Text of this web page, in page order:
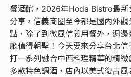
餐酒館，2026年Hoda Bistro最新
分享，信義商圈至今都是國內外觀
點，除了到微風信義用餐外，週
廳值得朝聖！今天要來分享台北信
打一系列融合中西料理精華的精
多款特色調酒，店內以美式復古